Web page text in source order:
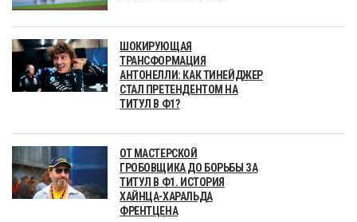
ШОКИРУЮЩАЯ
ТРАНСФОРМАЦИЯ
АНТОНЕЛЛИ: КАК ТИНЕЙДЖЕР
СТАЛ ПРЕТЕНДЕНТОМ НА
ТИТУЛ В Ф1?
ОТ МАСТЕРСКОЙ
ГРОБОВЩИКА ДО БОРЬБЫ ЗА
ТИТУЛ В Ф1. ИСТОРИЯ
ХАЙНЦА-ХАРАЛЬДА
ФРЕНТЦЕНА